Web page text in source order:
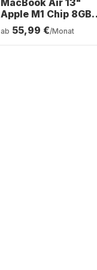
MacBook Air 13"
Apple M1 Chip 8GB
Memory 256GB SSD
Integrated 7-core
ab 55,99 €/Monat